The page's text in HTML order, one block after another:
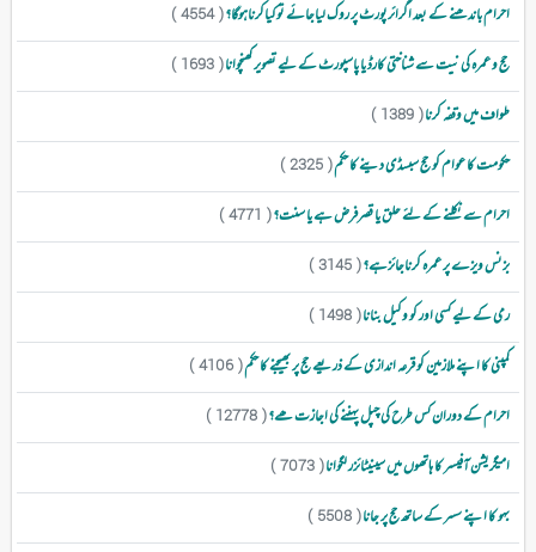
احرام باندھنے کے بعد اگرائرپورٹ پر روک لیاجائے توکیاکرناہوگا؟( 4554 )
حج و عمرہ کی نیت سے شناختی کارڈ یا پاسپورٹ کے لیے تصویر کھنچوانا( 1693 )
طواف میں وقفہ کرنا( 1389 )
حکومت کا عوام کو حج سبسڈی دینے کا حکم( 2325 )
احرام سے نکلنے کے لئے حلق یا قصرفرض ہے یا سنت؟( 4771 )
بزنس ویزے پر عمرہ کرناجائزہے؟( 3145 )
رمی کے لیے کسی اور کو وکیل بنانا( 1498 )
کمپنی کا اپنے ملازمین کو قرعہ اندازی کے ذریعے حج پر بھیجنے کا حکم( 4106 )
احرام کے دوران کس طرح کی چپل پہننے کی اجازت ھے؟( 12778 )
امیگریشن آفیسر کا ہاتھوں میں سینیٹائزر لگوانا( 7073 )
بہو کا اپنے سسر کے ساتھ حج پر جانا( 5508 )